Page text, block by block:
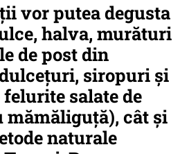
vor putea degusta
halva, murături
de post din
siropuri și
salate de
mămăliguță), cât și
naturale